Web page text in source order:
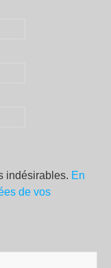
indésirables. En
de vos